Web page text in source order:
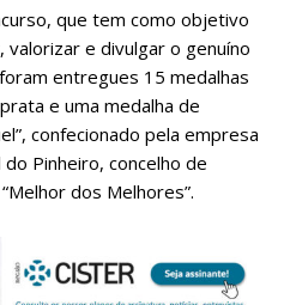
que tem como objetivo
e divulgar o genuíno
entregues 15 medalhas
e uma medalha de
confecionado pela empresa
Pinheiro, concelho de
dos Melhores”.